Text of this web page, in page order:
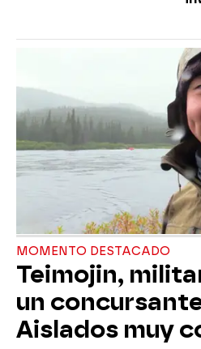
MOMENTO DESTACADO
Teimojin,
un
Aislados muy